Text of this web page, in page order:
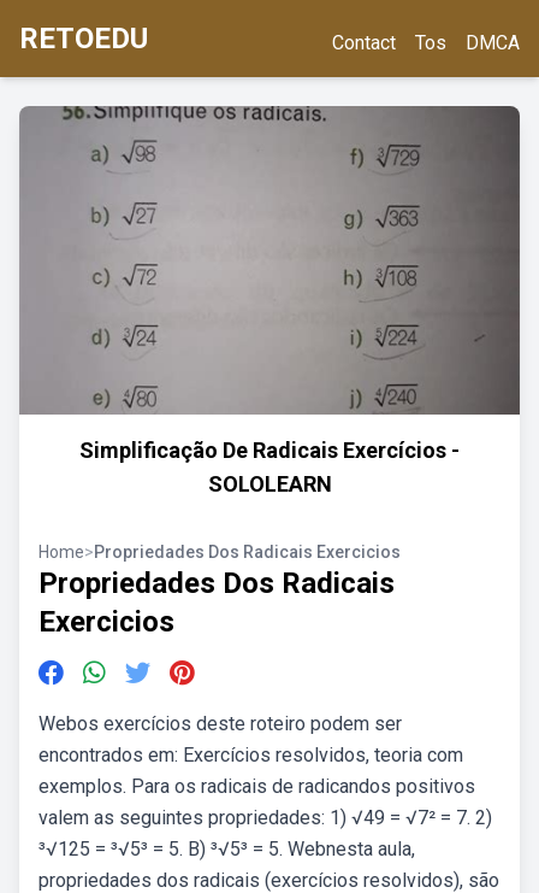
RETOEDU Contact Tos DMCA
Simplificação De Radicais Exercícios -
SOLOLEARN
Home>Propriedades Dos Radicais Exercicios
Propriedades Dos Radicais
Exercicios
Webos exercícios deste roteiro podem ser
encontrados em: Exercícios resolvidos, teoria com
exemplos. Para os radicais de radicandos positivos
valem as seguintes propriedades: 1) √49 = √7² = 7. 2)
³√125 = ³√5³ = 5. B) ³√5³ = 5. Webnesta aula,
propriedades dos radicais (exercícios resolvidos), são